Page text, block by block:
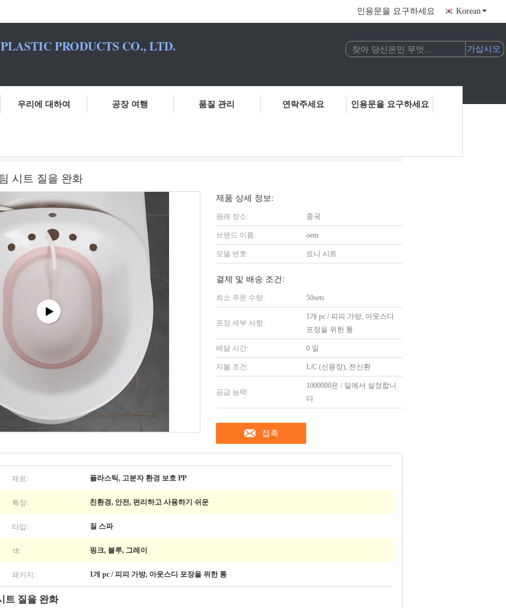
인용문을 요구하세요 Korean
PRODUCTS CO., LTD.
우리에 대하여 공장 여행 품질 관리 연락주세요 인용문을 요구하세요
시트 질을 완화
제품 상세 정보:
원래 장소: 중국
브랜드 이름: oem
모델 번호: 요니 시트
결제 및 배송 조건:
최소 주문 수량: 50sets
포장 세부 사항:
1개 pc / 피피 가방, 아웃스디
포장을 위한 통
배달 시간: 0 일
지불 조건: L/C (신용장), 전신환
공급 능력:
1000000은 / 일에서 설정합니
다
접촉
재료: 플라스틱, 고분자 환경 보호 PP
특징: 친환경, 안전, 편리하고 사용하기 쉬운
타입: 질 스파
색: 핑크, 블루, 그레이
패키지: 1개 pc / 피피 가방, 아웃스디 포장을 위한 통
트 질을 완화